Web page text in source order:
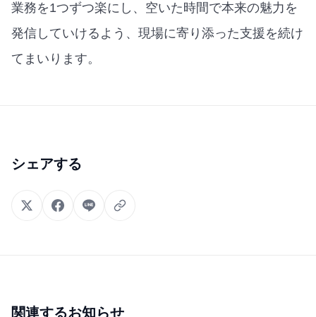
業務を1つずつ楽にし、空いた時間で本来の魅力を
発信していけるよう、現場に寄り添った支援を続け
てまいります。
シェアする
関連するお知らせ